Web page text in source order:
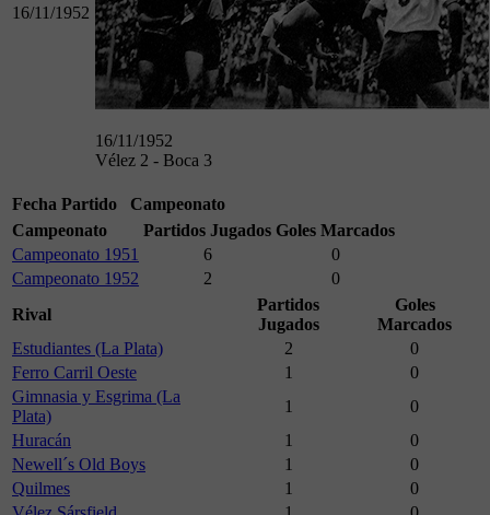
16/11/1952
16/11/1952
Vélez 2 - Boca 3
Fecha Partido
Campeonato
Campeonato
Partidos Jugados Goles Marcados
Campeonato 1951
6
0
Campeonato 1952
2
0
Rival
Partidos
Jugados
Goles
Marcados
Estudiantes (La Plata)
2
0
Ferro Carril Oeste
1
0
Gimnasia y Esgrima (La
Plata)
1
0
Huracán
1
0
Newell´s Old Boys
1
0
Quilmes
1
0